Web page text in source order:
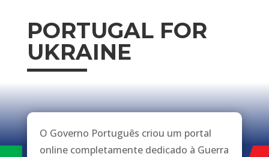
PORTUGAL FOR
UKRAINE
O Governo Português criou um portal
online completamente dedicado à Guerra